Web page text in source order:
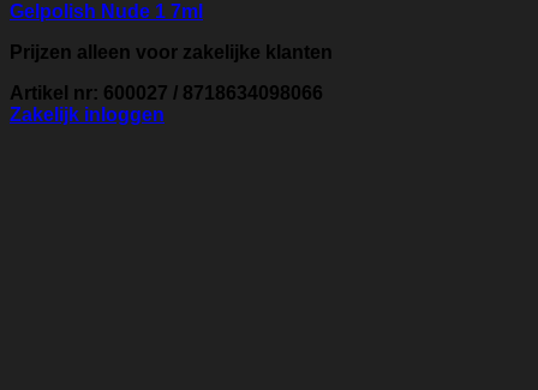
Gelpolish Nude 1 7ml
Prijzen alleen voor zakelijke klanten
Artikel nr: 600027 / 8718634098066
Zakelijk inloggen